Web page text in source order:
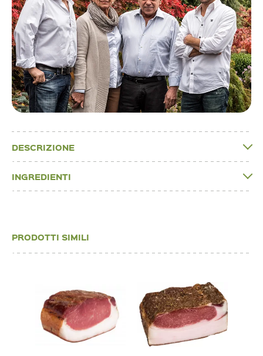
DESCRIZIONE
INGREDIENTI
PRODOTTI SIMILI